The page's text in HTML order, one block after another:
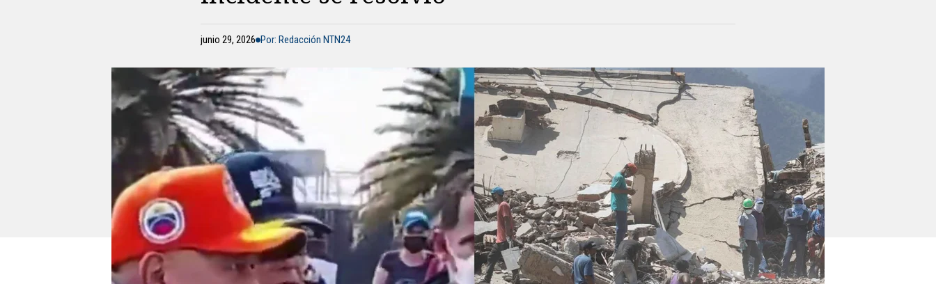
junio 29, 2026 Por: Redacción NTN24